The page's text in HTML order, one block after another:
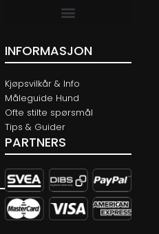
INFORMASJON
Kjøpsvilkår & Info
Måleguide Hund
Ofte stilte spørsmål
Tips & Guider
PARTNERS